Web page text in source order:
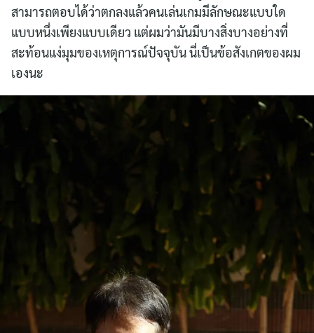
สามารถตอบได้ว่าตกลงแล้วคนเล่นเกมมีลักษณะแบบใด
แบบหนึ่งเพียงแบบเดียว แต่ผมว่ามันมีบางสิ่งบางอย่างที่
สะท้อนแง่มุมของเหตุการณ์ปัจจุบัน นี่เป็นข้อสังเกตของผม
เองนะ